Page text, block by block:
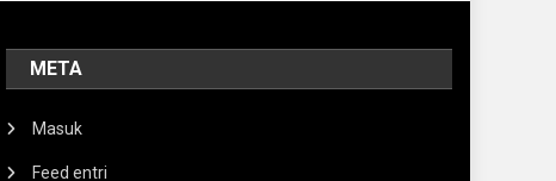
META
Masuk
Feed entri